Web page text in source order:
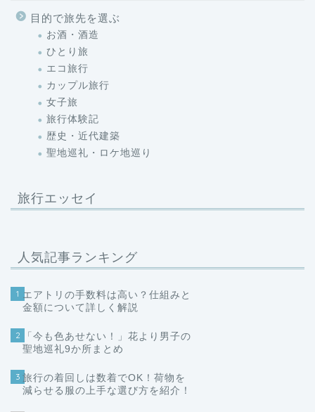
目的で旅先を選ぶ
お酒・酒造
ひとり旅
エコ旅行
カップル旅行
女子旅
旅行体験記
歴史・近代建築
聖地巡礼・ロケ地巡り
旅行エッセイ
人気記事ランキング
1 エアトリの手数料は高い？仕組みと
金額について詳しく解説
2
「今も色あせない！」花より男子の
聖地巡礼9か所まとめ
3 旅行の着回しは数着でOK！荷物を
減らせる服の上手な選び方を紹介！